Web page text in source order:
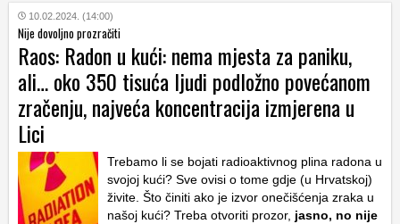
10.02.2024. (14:00)
Nije dovoljno prozračiti
Raos: Radon u kući: nema mjesta za paniku,
ali… oko 350 tisuća ljudi podložno povećanom
zračenju, najveća koncentracija izmjerena u
Lici
Trebamo li se bojati radioaktivnog plina radona u
svojoj kući? Sve ovisi o tome gdje (u Hrvatskoj)
živite. Što činiti ako je izvor onečišćenja zraka u
našoj kući? Treba otvoriti prozor, jasno, no nije